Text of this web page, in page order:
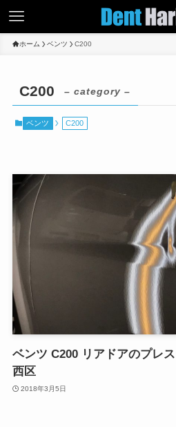
ホーム ベンツ C200
C200 – category –
ベンツ C200
ベンツ C200 リアドアのプレ
西区
2018年3月5日